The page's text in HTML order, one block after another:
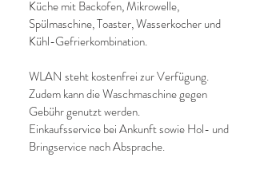
Küche mit Backofen, Mikrowelle,
Spülmaschine, Toaster, Wasserkocher und
Kühl-Gefrierkombination.
WLAN steht kostenfrei zur Verfügung.
Zudem kann die Waschmaschine gegen
Gebühr genutzt werden.
Einkaufsservice bei Ankunft sowie Hol- und
Bringservice nach Absprache.